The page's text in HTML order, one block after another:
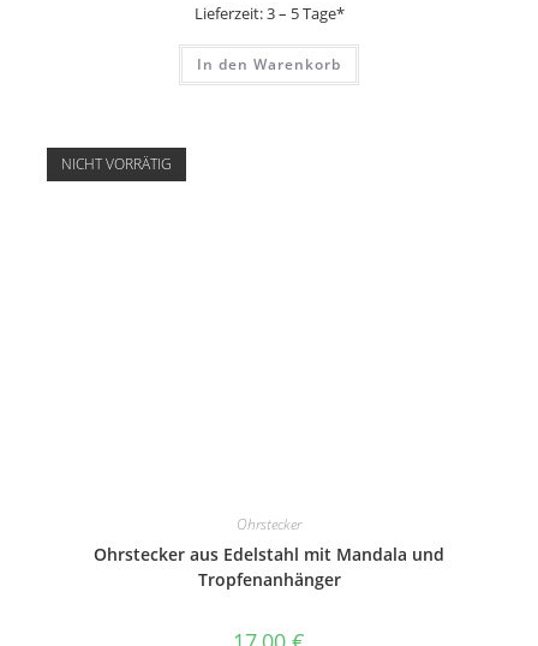
Lieferzeit:3 – 5 Tage*
In den Warenkorb
NICHT VORRÄTIG
Ohrstecker
Ohrstecker aus Edelstahl mit Mandala und
Tropfenanhänger